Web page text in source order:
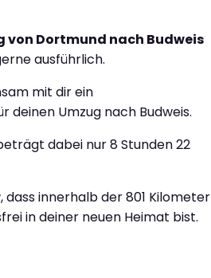
von Dortmund nach Budweis
ausführlich.
mit dir ein
deinen Umzug nach Budweis.
dabei nur 8 Stunden 22
, dass innerhalb der 801 Kilometer
in deiner neuen Heimat bist.